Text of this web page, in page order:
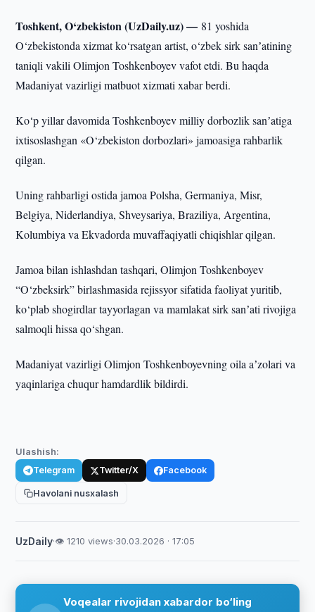
Toshkent, O‘zbekiston (UzDaily.uz) — 81 yoshida
O‘zbekistonda xizmat ko‘rsatgan artist, o‘zbek sirk sanʼatining
taniqli vakili Olimjon Toshkenboyev vafot etdi. Bu haqda
Madaniyat vazirligi matbuot xizmati xabar berdi.
Ko‘p yillar davomida Toshkenboyev milliy dorbozlik sanʼatiga
ixtisoslashgan «O‘zbekiston dorbozlari» jamoasiga rahbarlik
qilgan.
Uning rahbarligi ostida jamoa Polsha, Germaniya, Misr,
Belgiya, Niderlandiya, Shveysariya, Braziliya, Argentina,
Kolumbiya va Ekvadorda muvaffaqiyatli chiqishlar qilgan.
Jamoa bilan ishlashdan tashqari, Olimjon Toshkenboyev
“O‘zbeksirk” birlashmasida rejissyor sifatida faoliyat yuritib,
ko‘plab shogirdlar tayyorlagan va mamlakat sirk sanʼati rivojiga
salmoqli hissa qo‘shgan.
Madaniyat vazirligi Olimjon Toshkenboyevning oila aʼzolari va
yaqinlariga chuqur hamdardlik bildirdi.
Ulashish:
Telegram Twitter/X Facebook
Havolani nusxalash
UzDaily·👁 1210 views·30.03.2026 · 17:05
Voqealar rivojidan xabardor bo‘ling